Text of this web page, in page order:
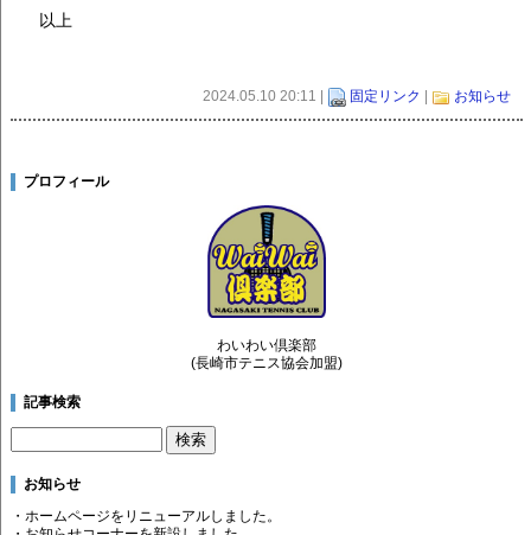
以上
2024.05.10 20:11 | 固定リンク お知らせ
プロフィール
わいわい倶楽部
(長崎市テニス協会加盟)
記事検索
お知らせ
・ホームページをリニューアルしました。